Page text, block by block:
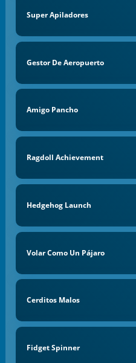
Super Apiladores
Gestor De Aeropuerto
Amigo Pancho
Ragdoll Achievement
Hedgehog Launch
Volar Como Un Pájaro
Cerditos Malos
Fidget Spinner